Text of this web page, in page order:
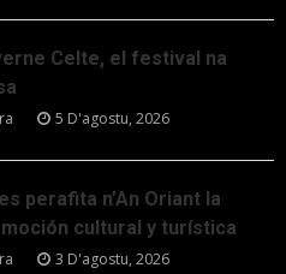
Celte, el festival na
5 D'agostu, 2026
perafita n’An Oriant la
cultural y turística
3 D'agostu, 2026